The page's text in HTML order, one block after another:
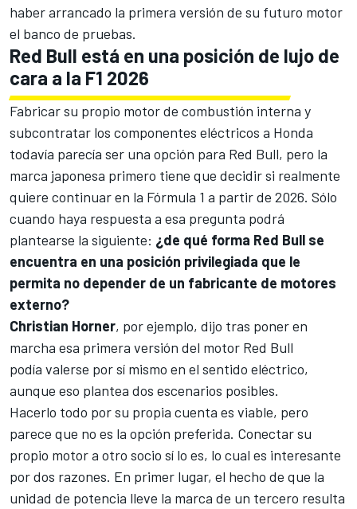
haber arrancado la primera versión de su futuro motor
el banco de pruebas.
Red Bull está en una posición de lujo de
cara a la F1 2026
Fabricar su propio motor de combustión interna y
subcontratar los componentes eléctricos a Honda
todavía parecía ser una opción para Red Bull, pero la
marca japonesa primero tiene que decidir si realmente
quiere continuar en la Fórmula 1 a partir de 2026. Sólo
cuando haya respuesta a esa pregunta podrá
plantearse la siguiente: ¿de qué forma Red Bull se
encuentra en una posición privilegiada que le
permita no depender de un fabricante de motores
externo?
Christian Horner, por ejemplo, dijo tras poner en
marcha esa primera versión del motor Red Bull
podía valerse por sí mismo en el sentido eléctrico,
aunque eso plantea dos escenarios posibles.
Hacerlo todo por su propia cuenta es viable, pero
parece que no es la opción preferida. Conectar su
propio motor a otro socio sí lo es, lo cual es interesante
por dos razones. En primer lugar, el hecho de que la
unidad de potencia lleve la marca de un tercero resulta